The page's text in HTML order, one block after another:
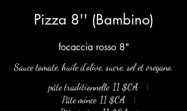
Pizza 8'' (Bambino)
focaccia rosso 8"
Sauce tomate, huile d'olive, sucre, sel et oregano.
pâte traditionnelle 11 $CA
Pâte mince 11 $CA